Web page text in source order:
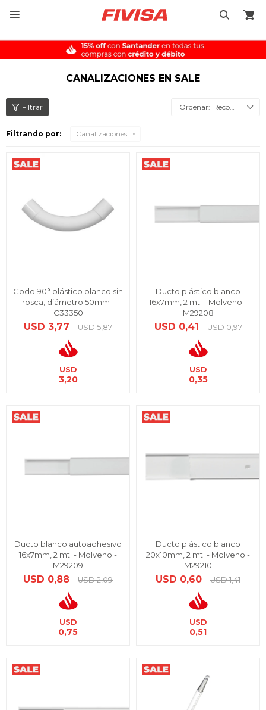

CANALIZACIONES EN SALE
Recomendados
Filtrando por: Canalizaciones
Codo 90° plástico blanco sin
rosca, diámetro 50mm -
C33350
USD 3,77 USD 5,87
USD
3,20
Ducto plástico blanco
16x7mm, 2 mt. - Molveno -
M29208
USD 0,41 USD 0,97
USD
0,35
Ducto blanco autoadhesivo
16x7mm, 2 mt. - Molveno -
M29209
USD 0,88 USD 2,09
USD
0,75
Ducto plástico blanco
20x10mm, 2 mt. - Molveno -
M29210
USD 0,60 USD 1,41
USD
0,51